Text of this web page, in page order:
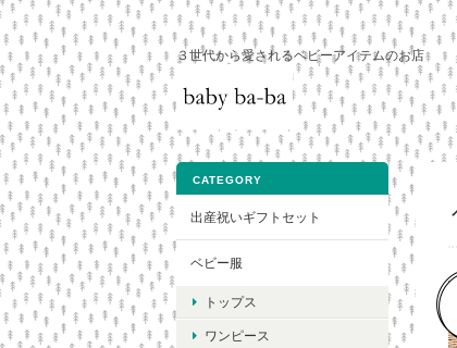
３世代から愛されるベビーアイテムのお店
CATEGORY
出産祝いギフトセット
ベビー服
トップス
ワンピース